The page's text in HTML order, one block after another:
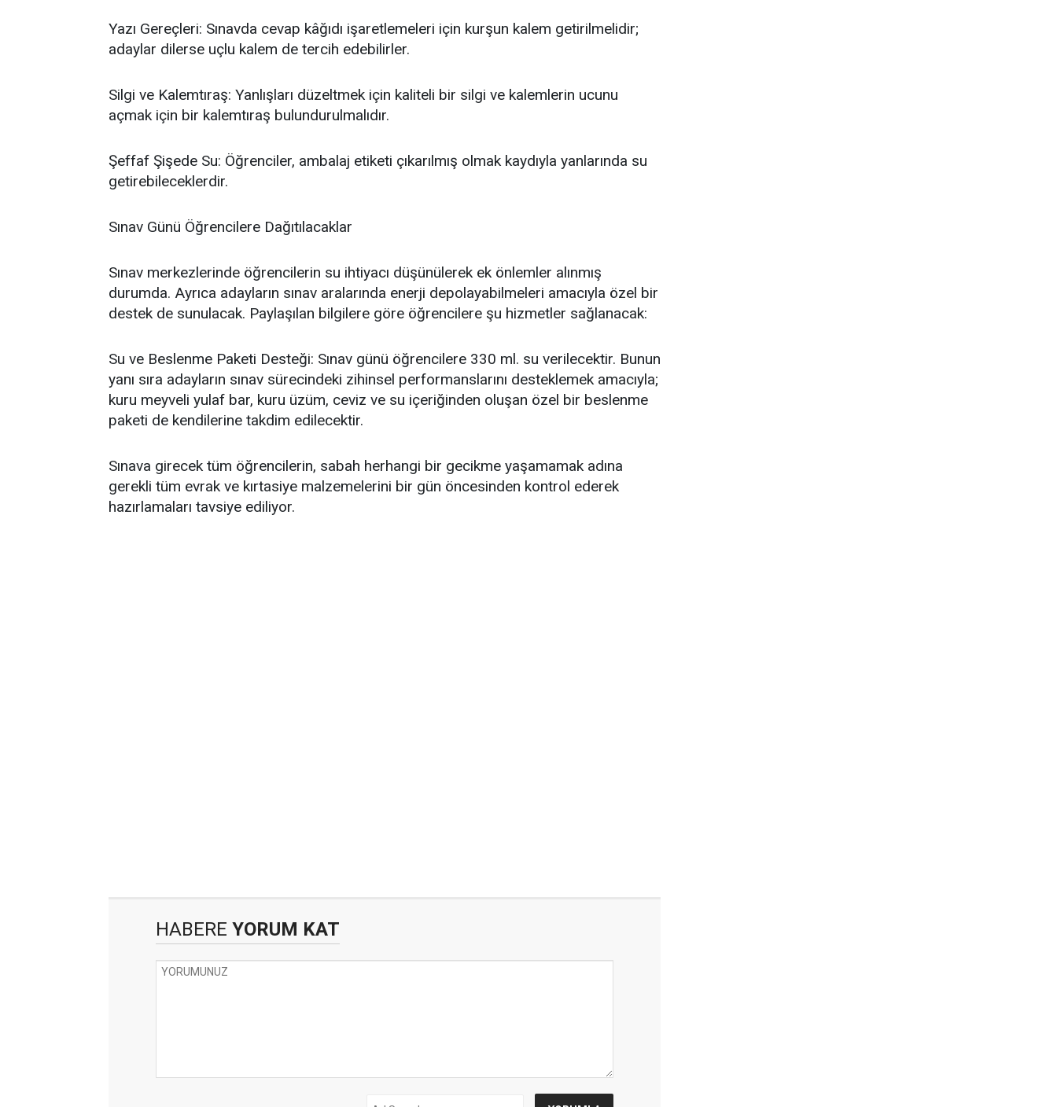
​Yazı Gereçleri: Sınavda cevap kâğıdı işaretlemeleri için kurşun kalem getirilmelidir;
adaylar dilerse uçlu kalem de tercih edebilirler.
​Silgi ve Kalemtıraş: Yanlışları düzeltmek için kaliteli bir silgi ve kalemlerin ucunu
açmak için bir kalemtıraş bulundurulmalıdır.
​Şeffaf Şişede Su: Öğrenciler, ambalaj etiketi çıkarılmış olmak kaydıyla yanlarında su
getirebileceklerdir.
​Sınav Günü Öğrencilere Dağıtılacaklar
​Sınav merkezlerinde öğrencilerin su ihtiyacı düşünülerek ek önlemler alınmış
durumda. Ayrıca adayların sınav aralarında enerji depolayabilmeleri amacıyla özel bir
destek de sunulacak. Paylaşılan bilgilere göre öğrencilere şu hizmetler sağlanacak:
​Su ve Beslenme Paketi Desteği: Sınav günü öğrencilere 330 ml. su verilecektir. Bunun
yanı sıra adayların sınav sürecindeki zihinsel performanslarını desteklemek amacıyla;
kuru meyveli yulaf bar, kuru üzüm, ceviz ve su içeriğinden oluşan özel bir beslenme
paketi de kendilerine takdim edilecektir.
​Sınava girecek tüm öğrencilerin, sabah herhangi bir gecikme yaşamamak adına
gerekli tüm evrak ve kırtasiye malzemelerini bir gün öncesinden kontrol ederek
hazırlamaları tavsiye ediliyor.
HABERE YORUM KAT